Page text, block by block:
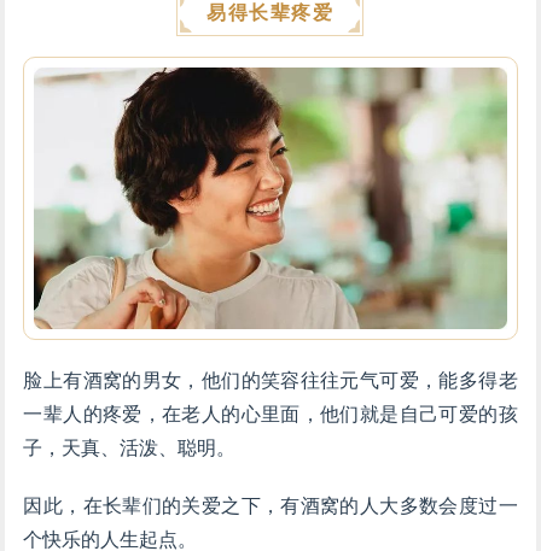
易得长辈疼爱
脸上有酒窝的男女，他们的笑容往往元气可爱，能多得老
一辈人的疼爱，在老人的心里面，他们就是自己可爱的孩
子，天真、活泼、聪明。
因此，在长辈们的关爱之下，有酒窝的人大多数会度过一
个快乐的人生起点。